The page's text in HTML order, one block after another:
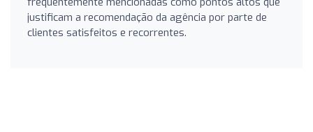
justificam a recomendação da agência por parte de
clientes satisfeitos e recorrentes.